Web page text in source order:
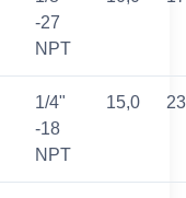
-27
NPT
1/4"
-18
NPT
15,0